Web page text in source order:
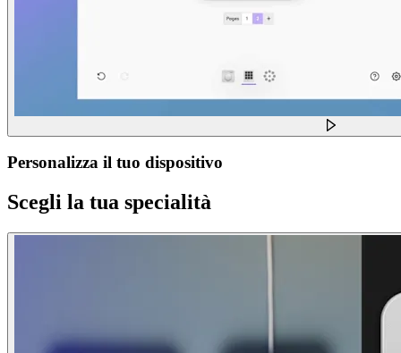
Personalizza il tuo dispositivo
Scegli la tua specialità